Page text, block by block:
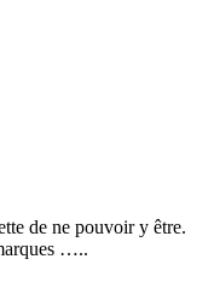
de ne pouvoir y être.
…..